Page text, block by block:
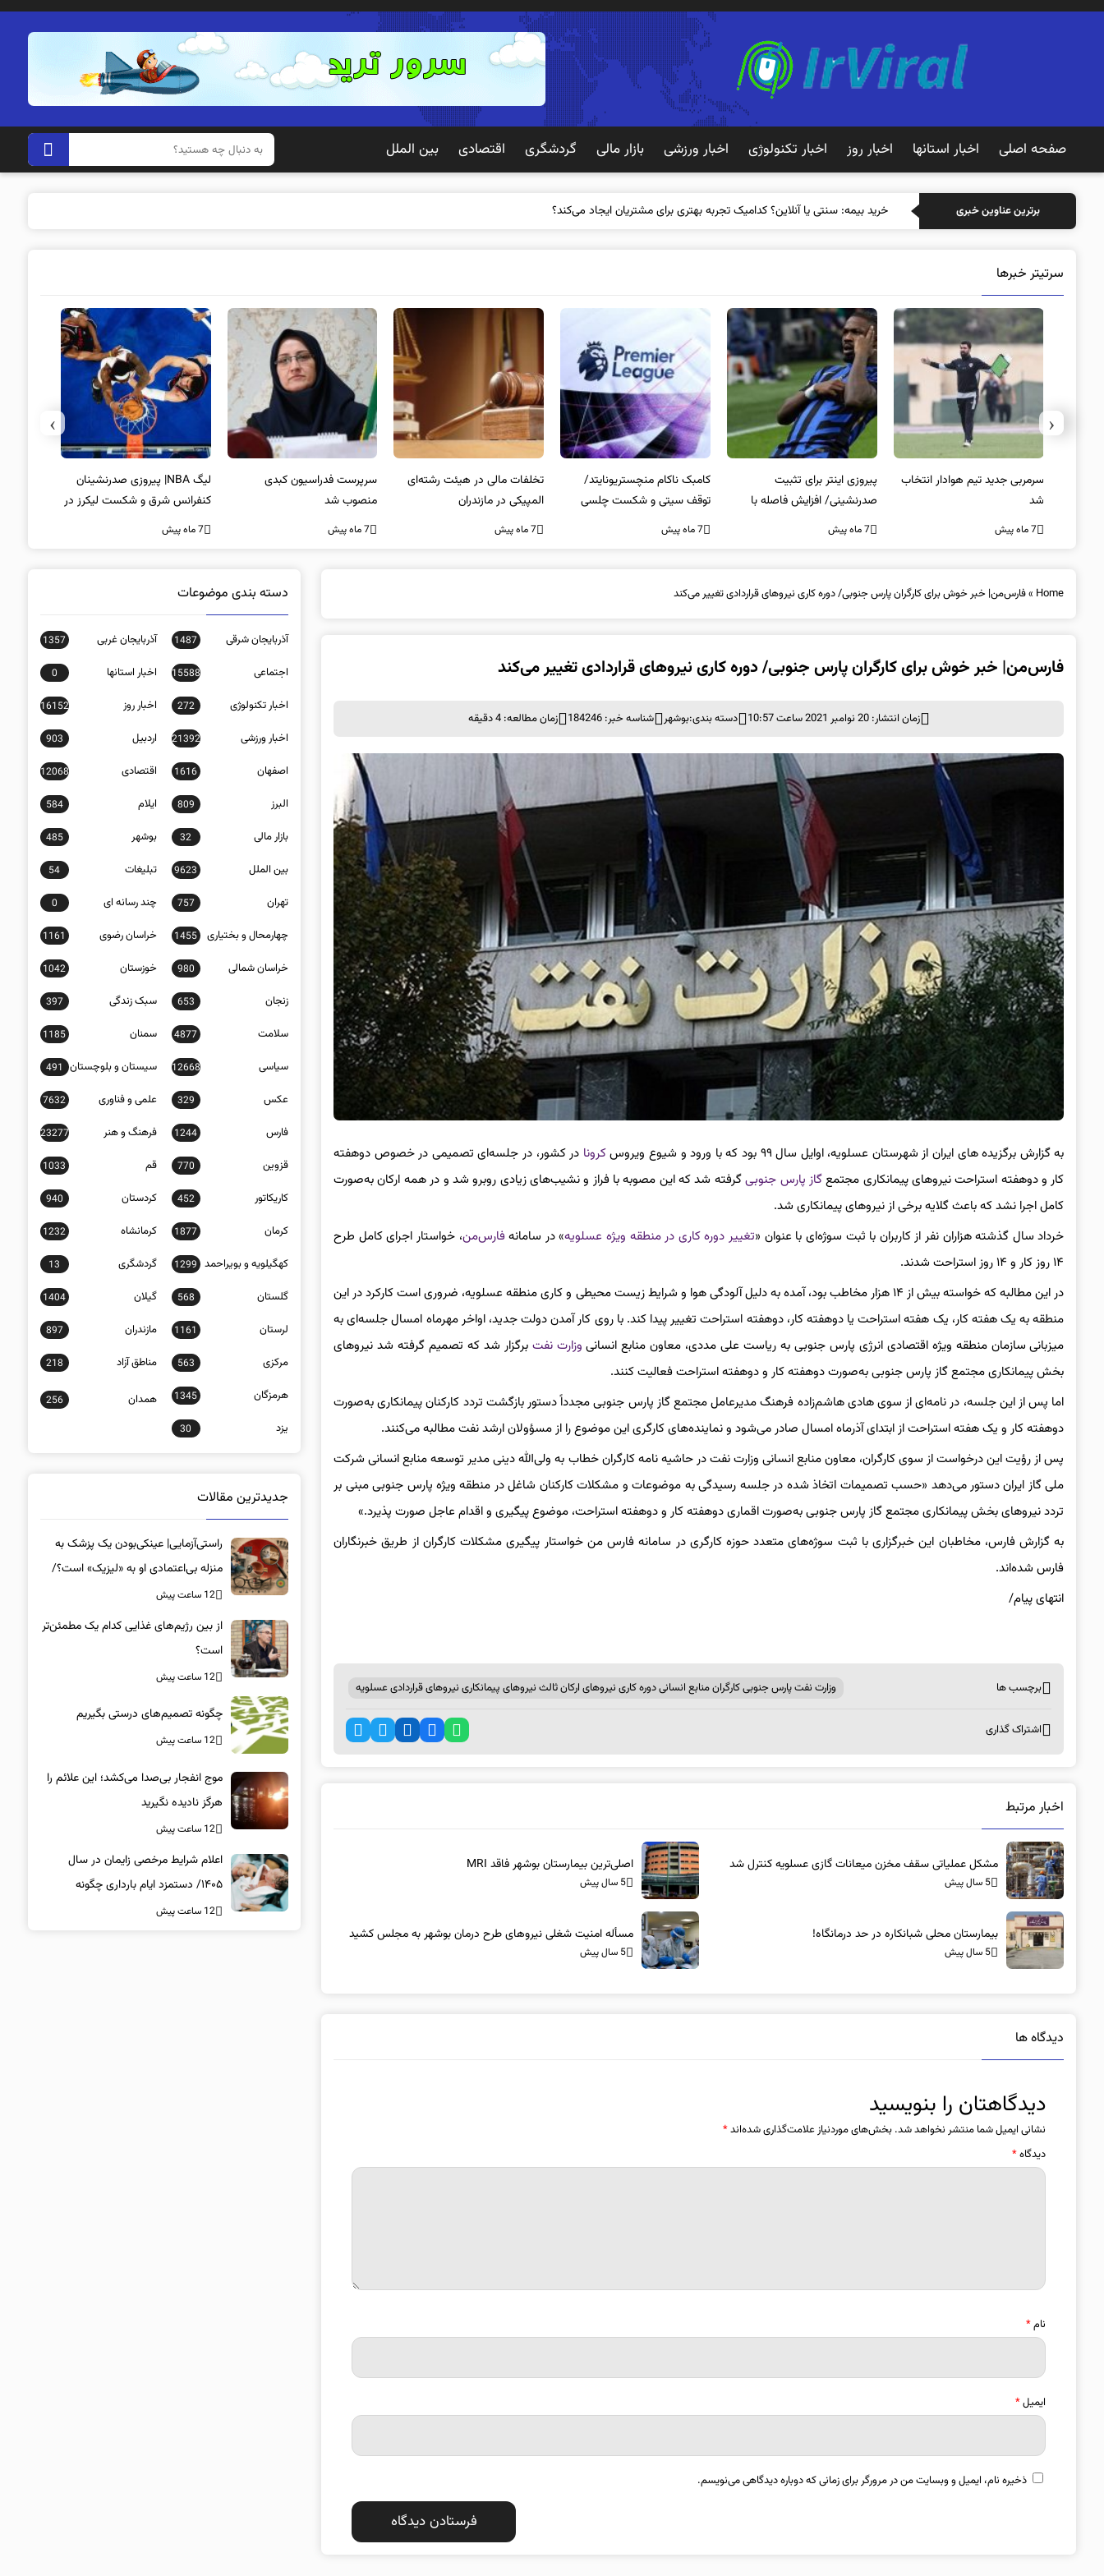
صفحه اصلی اخبار استانها اخبار روز اخبار تکنولوژی اخبار ورزشی بازار مالی گردشگری اقتصادی بین الملل
برترین عناوین خبری خرید بیمه: سنتی
سرتیتر خبرها
سرمربی جدید تیم هوادار انتخاب
شد
7 ماه پیش
پیروزی اینتر برای تثبیت
صدرنشینی/ افزایش فاصله با
ناپولی
7 ماه پیش
کامبک ناکام منچستریونایتد/
توقف سیتی و شکست چلسی
7 ماه پیش
تخلفات مالی در هیئت رشته‌ای
المپیکی در مازندران
7 ماه پیش
سرپرست فدراسیون کبدی
منصوب شد
7 ماه پیش
لیگ NBA| پیروزی صدرنشینان
کنفرانس شرق و شکست لیکرز در
غیاب جیمز
7 ماه پیش
‹
›
Home
»فارس‌من| خبر خوش برای کارگران پارس جنوبی/ دوره کاری نیروهای قراردادی تغییر می‌کند
فارس‌من| خبر خوش برای کارگران پارس جنوبی/ دوره کاری نیروهای قراردادی تغییر می‌کند
زمان انتشار: 20 نوامبر 2021 ساعت 10:57 دسته بندی:بوشهر شناسه خبر: 184246 زمان مطالعه: 4 دقیقه
به گزارش برگزیده های ایران از شهرستان عسلویه، اوایل سال ۹۹ بود که با ورود و شیوع ویروس کرونا در کشور، در جلسه‌ای تصمیمی در خصوص دوهفته
کار و دوهفته استراحت نیروهای پیمانکاری مجتمعگاز پارس جنوبیگرفته شد که این مصوبه با فراز و نشیب‌های زیادی روبرو شد و در همه ارکان به‌صورت
کامل اجرا نشد که باعث گلایه برخی از نیروهای پیمانکاری شد.
خرداد سال گذشته هزاران نفر از کاربران با ثبت سوژه‌ای با عنوان «تغییر دوره کاری در منطقه ویژه عسلویه» در سامانهفارس‌من، خواستار اجرای کامل طرح
۱۴ روز کار و ۱۴ روز استراحت شدند.
در این مطالبه که خواسته بیش از ۱۴ هزار مخاطب بود، آمده به دلیل آلودگی هوا و شرایط زیست محیطی و کاری منطقه عسلویه، ضروری است کارکرد در این
منطقه به یک هفته کار، یک هفته استراحت یا دوهفته کار، دوهفته استراحت تغییر پیدا کند. با روی کار آمدن دولت جدید، اواخر مهرماه امسال جلسه‌ای به
میزبانی سازمان منطقه ویژه اقتصادی انرژی پارس جنوبی به ریاست علی مددی، معاون منابع انسانی وزارت نفت برگزار شد که تصمیم گرفته شد نیروهای
بخش پیمانکاری مجتمع گاز پارس جنوبی به‌صورت دوهفته کار و دوهفته استراحت فعالیت کنند.
اما پس از این جلسه، در نامه‌ای از سوی هادی هاشم‌زاده فرهنگ مدیرعامل مجتمع گاز پارس جنوبی مجدداً دستور بازگشت تردد کارکنان پیمانکاری به‌صورت
دوهفته کار و یک هفته استراحت از ابتدای آذرماه امسال صادر می‌شود و نماینده‌های کارگری این موضوع را از مسؤولان ارشد نفت مطالبه می‌کنند.
پس از رؤیت این درخواست از سوی کارگران، معاون منابع انسانی وزارت نفت در حاشیه نامه کارگران خطاب به ولی‌الله دینی مدیر توسعه منابع انسانی شرکت
ملی گاز ایران دستور می‌دهد «حسب تصمیمات اتخاذ شده در جلسه رسیدگی به موضوعات و مشکلات کارکنان شاغل در منطقه ویژه پارس جنوبی مبنی بر
تردد نیروهای بخش پیمانکاری مجتمع گاز پارس جنوبی به‌صورت اقماری دوهفته کار و دوهفته استراحت، موضوع پیگیری و اقدام عاجل صورت پذیرد.»
به گزارش فارس، مخاطبان این خبرگزاری با ثبت سوژه‌های متعدد حوزه کارگری در سامانه فارس من خواستار پیگیری مشکلات کارگران از طریق خبرنگاران
فارس شده‌اند.
انتهای پیام/
برچسب ها وزارت نفت پارس جنوبی کارگران منابع انسانی دوره کاری نیروهای ارکان ثالث نیروهای پیمانکاری نیروهای قراردادی عسلویه
اشتراک گذاری
اخبار مرتبط
مشکل عملیاتی سقف مخزن میعانات گازی عسلویه کنترل شد
5 سال پیش
اصلی‌ترین بیمارستان بوشهر فاقد MRI
5 سال پیش
بیمارستان محلی شبانکاره در حد درمانگاه!
5 سال پیش
مسأله امنیت شغلی نیروهای طرح درمان بوشهر به مجلس کشید
5 سال پیش
دیدگاه ها
دیدگاهتان را بنویسید
نشانی ایمیل شما منتشر نخواهد شد. بخش‌های موردنیاز علامت‌گذاری شده‌اند*
دیدگاه*
نام*
ایمیل*
ذخیره نام، ایمیل و وبسایت من در مرورگر برای زمانی که دوباره دیدگاهی می‌نویسم.
دسته بندی موضوعات
آذربایجان شرقی 1487 آذربایجان غربی 1357
اجتماعی 15588 اخبار استانها 0
اخبار تکنولوژی 272 اخبار روز 16152
اخبار ورزشی 21392 اردبیل 903
اصفهان 1616 اقتصادی 12068
البرز 809 ایلام 584
بازار مالی 32 بوشهر 485
بین الملل 9623 تبلیغات 54
تهران 757 چند رسانه ای 0
چهارمحال و بختیاری 1455 خراسان رضوی 1161
خراسان شمالی 980 خوزستان 1042
زنجان 653 سبک زندگی 397
سلامت 4877 سمنان 1185
سیاسی 12668 سیستان و بلوچستان 491
عکس 329 علمی و فناوری 7632
فارس 1244 فرهنگ و هنر 23277
قزوین 770 قم 1033
کاریکاتور 452 کردستان 940
کرمان 1877 کرمانشاه 1232
کهگیلویه و بویراحمد 1299 گردشگری 13
گلستان 568 گیلان 1404
لرستان 1161 مازندران 897
مرکزی 563 مناطق آزاد 218
هرمزگان 1345 همدان 256
یزد 30
جدیدترین مقالات
راستی‌آزمایی| عینکی‌بودن یک پزشک به
منزله بی‌اعتمادی او به «لیزیک» است؟/
جراحان، چشم فرزندان خود را لیزیک
می‌کنند؟
12 ساعت پیش
از بین رژیم‌های غذایی کدام یک مطمئن‌تر
است؟‌
12 ساعت پیش
چگونه تصمیم‌های درستی بگیریم
12 ساعت پیش
موج انفجار بی‌صدا می‌کشد؛ این علائم را
هرگز نادیده نگیرید
12 ساعت پیش
اعلام شرایط مرخصی زایمان در سال
۱۴۰۵/ دستمزد ایام بارداری چگونه
پرداخت می‌شود؟
12 ساعت پیش